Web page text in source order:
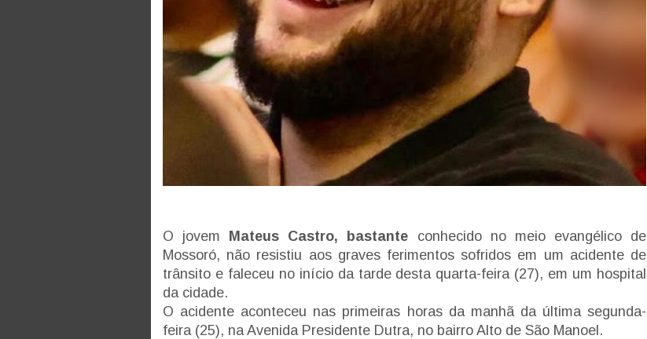
O jovem Mateus Castro, bastante conhecido no meio evangélico de
Mossoró, não resistiu aos graves ferimentos sofridos em um acidente de
trânsito e faleceu no início da tarde desta quarta-feira (27), em um hospital
da cidade.
O acidente aconteceu nas primeiras horas da manhã da última segunda-
feira (25), na Avenida Presidente Dutra, no bairro Alto de São Manoel.